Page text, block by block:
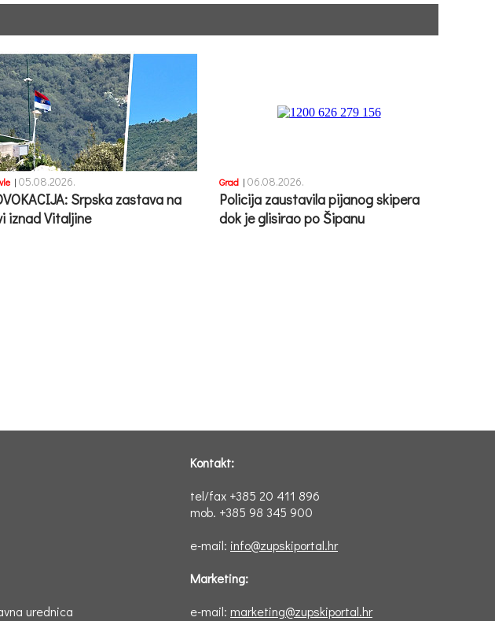
| 05.08.2026.
Srpska zastava na
iznad Vitaljine
Grad | 06.08.2026.
Policija zaustavila pijanog skipera
dok je glisirao po Šipanu
urednica
Kontakt:
tel/fax +385 20 411 896
mob. +385 98 345 900
e-mail: info@zupskiportal.hr
Marketing:
e-mail: marketing@zupskiportal.hr